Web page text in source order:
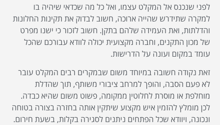
לפני שנכנס אל המקלט עצמו, ואל כל מה שכדאי שיהיה בו
למקרה שתידרש שהייה ארוכה, חשוב לבדוק את תקינות החלונות
והדלתות, ואת העמידה שלהם בתקן. חשוב לזכור כי ישנו מפרט
של מכון התקנים, וחברה מקצועית יכולה לוודא עבורכם שהכל
עומד במקום ועונה על הדרישות.
זאת נקודה חשובה במיוחד משום שבמקרים רבים המקלט עובר
לא פעם הסבה, והופך למרחב ציבורי משותף, תוך שהדלת
מוחלפת או מוסרת לחלוטין ממקומה, פשוט משום שהיא כבדה.
לכן מומלץ להזמין איש מקצוע שיתקין אותה בחזרה בצורה בטוחה
ונכונה, ויוודא שכל הפתחים ניתנים לסגירה בקלות, בשעת חירום.